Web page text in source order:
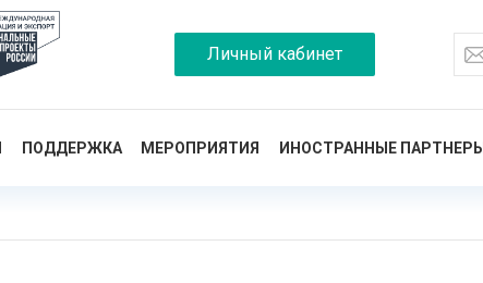
Личный кабинет
ПОДДЕРЖКА МЕРОПРИЯТИЯ ИНОСТРАННЫЕ ПАРТНЕРЫ